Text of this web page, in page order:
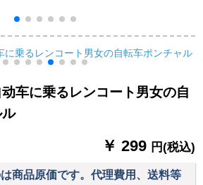
気自动车のレインコ
トの大型加肥単人
女の电気自転车の
运転はレンコートに
行っています。ま
、厚い防水ポーチ4
のシングリルを追
车に乗るレンコート男女の自
￥ 299 円(税込)
商品原価です。代理費用、送料等